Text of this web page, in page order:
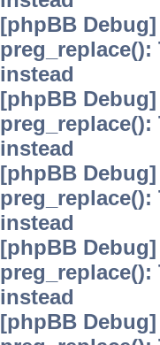
[phpBB
instead
[phpBB
instead
[phpBB
instead
[phpBB
instead
[phpBB